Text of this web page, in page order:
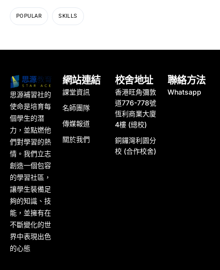
POPULAR SKILLS
思源補習社的
使命是培育每
個學生的潛
力，並點燃他
們對學習的熱
情。我們立志
創造一個包容
的學習社區，
讓學生裝備足
夠的知識、技
能，並擁有在
不斷變化的世
界中表現出色
的心態
網站連結
課堂資訊
名師團隊
傳媒報道
關於我們
校舍地址
香港旺角彌敦
道776-778號
恆利商業大廈
4樓 (總校)
銅鑼灣利園分
校 (合作校舍)
聯絡方法
Whatsapp